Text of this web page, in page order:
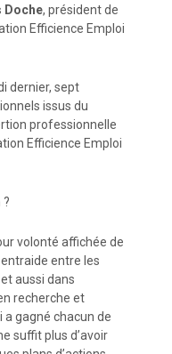
Doche, président de
Efficience Emploi
dernier, sept
issus du
professionnelle
Efficience Emploi
volonté affichée de
entre les
aussi dans
recherche et
a gagné chacun de
suffit plus d’avoir